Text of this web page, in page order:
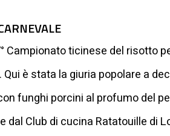
ticinese del risotto
è stata la giuria popolare a
funghi porcini al profumo del
dal Club di cucina Ratatouille di